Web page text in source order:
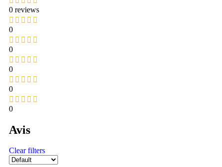
0 reviews
0
0
0
0
0
Avis
Clear filters